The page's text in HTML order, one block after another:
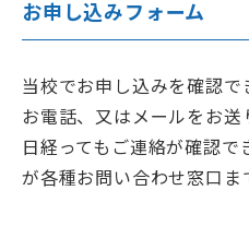
お申し込みフォーム
当校でお申し込みを確認
お電話、又はメールをお
日経ってもご連絡が確認
が各種お問い合わせ窓口ま